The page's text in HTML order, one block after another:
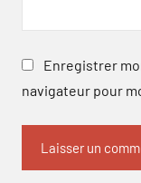
Enregistrer
navigateur pour